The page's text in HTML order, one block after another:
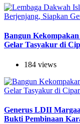
Bangun
Gelar Tasyakur di
184 views
Generus LDII
Bukti Pembinaan